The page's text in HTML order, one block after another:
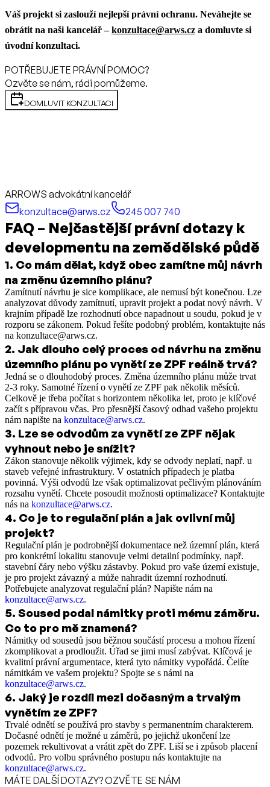
Váš projekt si zaslouží nejlepší právní ochranu. Neváhejte se
obrátit na naši kancelář –konzultace@arws.cz a domluvte si
úvodní konzultaci.
POTŘEBUJETE PRÁVNÍ POMOC?
Ozvěte se nám, rádi pomůžeme.
DOMLUVIT KONZULTACI
ARROWS advokátní kancelář
konzultace@arws.cz
245 007 740
FAQ – Nejčastější právní dotazy k
developmentu na zemědělské půdě
1. Co mám dělat, když obec zamítne můj návrh
na změnu územního plánu?
Zamítnutí návrhu je sice komplikace, ale nemusí být konečnou. Lze
analyzovat důvody zamítnutí, upravit projekt a podat nový návrh. V
krajním případě lze rozhodnutí obce napadnout u soudu, pokud je v
rozporu se zákonem. Pokud řešíte podobný problém, kontaktujte nás
na konzultace@arws.cz.
2. Jak dlouho celý proces od návrhu na změnu
územního plánu po vynětí ze ZPF reálně trvá?
Jedná se o dlouhodobý proces. Změna územního plánu může trvat
2-3 roky. Samotné řízení o vynětí ze ZPF pak několik měsíců.
Celkově je třeba počítat s horizontem několika let, proto je klíčové
začít s přípravou včas. Pro přesnější časový odhad vašeho projektu
nám napište na konzultace@arws.cz.
3. Lze se odvodům za vynětí ze ZPF nějak
vyhnout nebo je snížit?
Zákon stanovuje několik výjimek, kdy se odvody neplatí, např. u
staveb veřejné infrastruktury. V ostatních případech je platba
povinná. Výši odvodů lze však optimalizovat pečlivým plánováním
rozsahu vynětí. Chcete posoudit možnosti optimalizace? Kontaktujte
nás na konzultace@arws.cz.
4. Co je to regulační plán a jak ovlivní můj
projekt?
Regulační plán je podrobnější dokumentace než územní plán, která
pro konkrétní lokalitu stanovuje velmi detailní podmínky, např.
stavební čáry nebo výšku zástavby. Pokud pro vaše území existuje,
je pro projekt závazný a může nahradit územní rozhodnutí.
Potřebujete analyzovat regulační plán? Napište nám na
konzultace@arws.cz.
5. Soused podal námitky proti mému záměru.
Co to pro mě znamená?
Námitky od sousedů jsou běžnou součástí procesu a mohou řízení
zkomplikovat a prodloužit. Úřad se jimi musí zabývat. Klíčová je
kvalitní právní argumentace, která tyto námitky vypořádá. Čelíte
námitkám ve vašem projektu? Spojte se s námi na
konzultace@arws.cz.
6. Jaký je rozdíl mezi dočasným a trvalým
vynětím ze ZPF?
Trvalé odnětí se používá pro stavby s permanentním charakterem.
Dočasné odnětí je možné u záměrů, po jejichž ukončení lze
pozemek rekultivovat a vrátit zpět do ZPF. Liší se i způsob placení
odvodů. Pro volbu správného postupu nás kontaktujte na
konzultace@arws.cz.
MÁTE DALŠÍ DOTAZY? OZVĚTE SE NÁM